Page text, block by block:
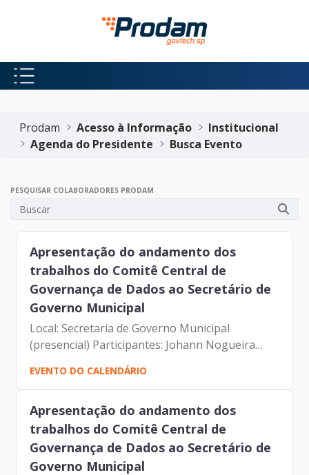
Pular para o Conteúdo principal
Prodam
Acesso à Informação
Institucional
Agenda do Presidente
Busca Evento
PESQUISAR COLABORADORES PRODAM
Apresentação do andamento dos
trabalhos do Comitê Central de
Governança de Dados ao Secretário de
Governo Municipal
Local: Secretaria de Governo Municipal
(presencial) Participantes: Johann Nogueira
Dantas Marcelo Aires Antonelli Antonio Celso
de Paula Albuquerque Filho Pedro Caique
Leandro do Nascimento...
EVENTO DO CALENDÁRIO
Apresentação do andamento dos
trabalhos do Comitê Central de
Governança de Dados ao Secretário de
Governo Municipal